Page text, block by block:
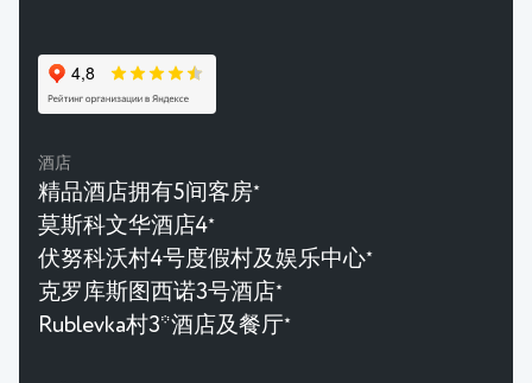
酒店
精品酒店拥有5间客房★
莫斯科文华酒店4★
伏努科沃村4号度假村及娱乐中心★
克罗库斯图西诺3号酒店 ★
Rublevka村3*酒店及餐厅★